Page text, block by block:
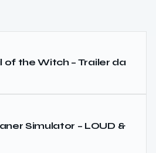
of the Witch – Trailer da
Simulator – LOUD &